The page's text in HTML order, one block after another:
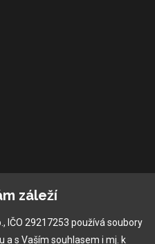
záleží
IČO 29217253 používá soubory
a s Vaším souhlasem i mj. k